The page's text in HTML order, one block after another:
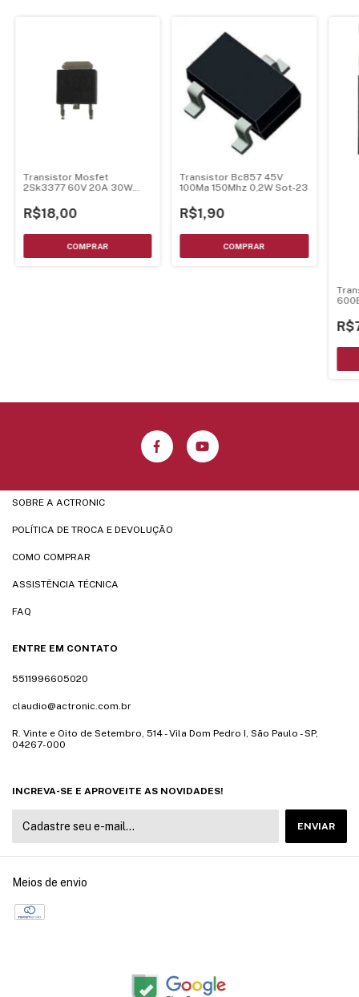
Transistor Mosfet
2Sk3377 60V 20A 30W
R$18,00
Transistor Bc857 45V
100Ma 150Mhz 0,2W Sot-23
R$1,90
SOBRE A ACTRONIC
POLÍTICA DE TROCA E DEVOLUÇÃO
COMO COMPRAR
ASSISTÊNCIA TÉCNICA
FAQ
ENTRE EM CONTATO
5511996605020
claudio@actronic.com.br
R. Vinte e Oito de Setembro, 514 - Vila Dom Pedro I, São Paulo - SP,
04267-000
INCREVA-SE E APROVEITE AS NOVIDADES!
Meios de envio